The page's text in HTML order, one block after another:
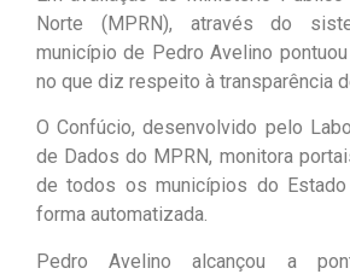
Norte (MPRN), através do
município de Pedro Avelino
no que diz respeito à transparência
O Confúcio, desenvolvido pelo
de Dados do MPRN, monitora
de todos os municípios do
forma automatizada.
Pedro Avelino alcançou a